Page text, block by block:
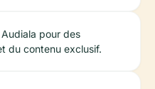
pour des
du contenu exclusif.